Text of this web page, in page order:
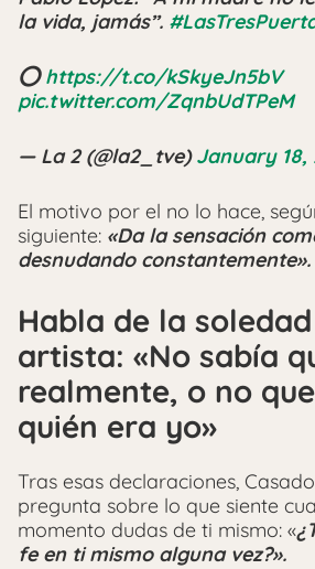
la vida, jamás”.
⭕https://t.co/kSkyeJn5bV
pic.twitter.com/ZqnbUdTPeM
— La 2 (@la2_tve)January 18,
El motivo por el no lo hace,
siguiente: «Da la sensación
desnudando constantemente».
Habla de la
artista: «No sabía
realmente, o no
quién era yo»
Tras esas declaraciones,
pregunta sobre lo que siente
momento dudas de ti mismo: «
fe en ti mismo alguna vez?».